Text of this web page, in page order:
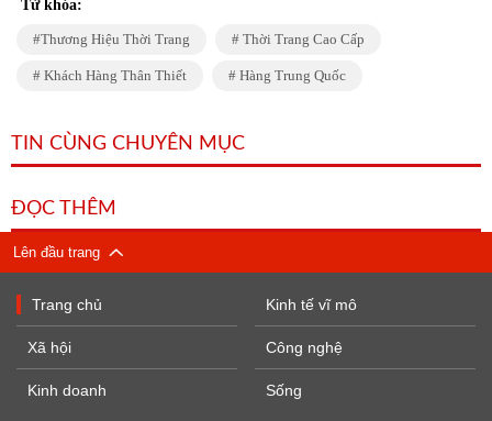
Từ khóa:
Thương Hiệu Thời Trang Thời Trang Cao Cấp
Khách Hàng Thân Thiết Hàng Trung Quốc
TIN CÙNG CHUYÊN MỤC
ĐỌC THÊM
Lên đầu trang
Trang chủ
Xã hội
Kinh doanh
Kinh tế vĩ mô
Công nghệ
Sống